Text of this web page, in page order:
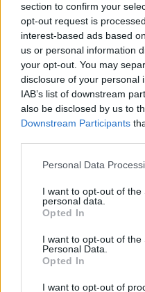
section to confirm your
opt-out request is
interest-based ads based
us or personal information
your opt-out. You may
disclosure of your personal
IAB’s list of downstream
also be disclosed by us to
Downstream Participants
Please note that this
not limited to your visit or
grant or deny consent to
use your data for below
consent section.
Personal Data
I want to opt-out of the
personal data.
Opted In
I want to opt-out of the
Personal Data.
Opted In
I want to opt-out of
Μία γυναίκα που ήταν
το ατύχημα που είχε με